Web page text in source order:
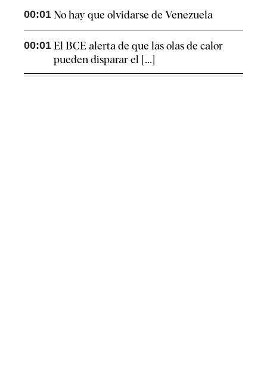
00:01 No hay que olvidarse de Venezuela
00:01 El BCE alerta de que las olas de calor
pueden disparar el [...]